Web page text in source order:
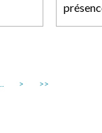
> >>